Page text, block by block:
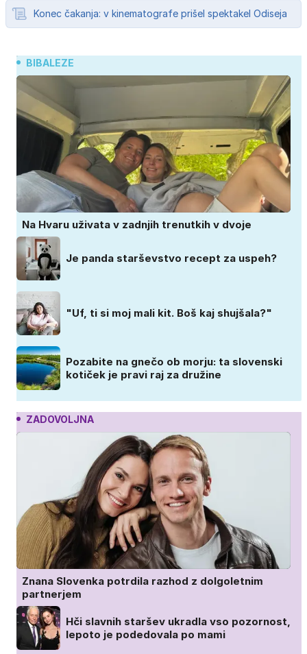
Konec čakanja: v kinematografe prišel spektakel Odiseja
BIBALEZE
Na Hvaru uživata v zadnjih trenutkih v dvoje
Je panda starševstvo recept za uspeh?
"Uf, ti si moj mali kit. Boš kaj shujšala?"
Pozabite na gnečo ob morju: ta slovenski
kotiček je pravi raj za družine
ZADOVOLJNA
Znana Slovenka potrdila razhod z dolgoletnim
partnerjem
Hči slavnih staršev ukradla vso pozornost,
lepoto je podedovala po mami